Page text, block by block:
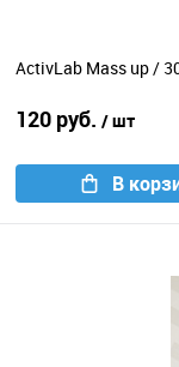
ActivLab Mass up /
120 руб. / шт
В